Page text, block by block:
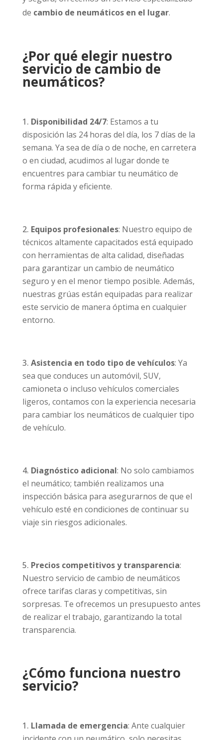
de cambio de neumáticos en el lugar.
¿Por qué elegir nuestro
servicio de cambio de
neumáticos?
Disponibilidad 24/7: Estamos a tu
disposición las 24 horas del día, los 7 días de la
semana. Ya sea de día o de noche, en carretera
o en ciudad, acudimos al lugar donde te
encuentres para cambiar tu neumático de
forma rápida y eficiente.
Equipos profesionales: Nuestro equipo de
técnicos altamente capacitados está equipado
con herramientas de alta calidad, diseñadas
para garantizar un cambio de neumático
seguro y en el menor tiempo posible. Además,
nuestras grúas están equipadas para realizar
este servicio de manera óptima en cualquier
entorno.
Asistencia en todo tipo de vehículos: Ya
sea que conduces un automóvil, SUV,
camioneta o incluso vehículos comerciales
ligeros, contamos con la experiencia necesaria
para cambiar los neumáticos de cualquier tipo
de vehículo.
Diagnóstico adicional: No solo cambiamos
el neumático; también realizamos una
inspección básica para asegurarnos de que el
vehículo esté en condiciones de continuar su
viaje sin riesgos adicionales.
Precios competitivos y transparencia:
Nuestro servicio de cambio de neumáticos
ofrece tarifas claras y competitivas, sin
sorpresas. Te ofrecemos un presupuesto antes
de realizar el trabajo, garantizando la total
transparencia.
¿Cómo funciona nuestro
servicio?
Llamada de emergencia: Ante cualquier